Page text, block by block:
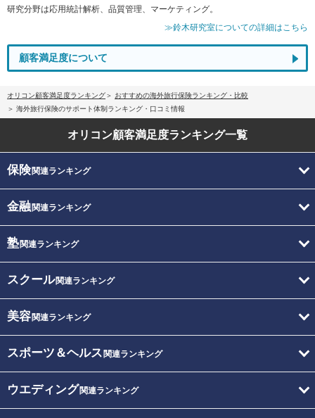
研究分野は応用統計解析、品質管理、マーケティング。
≫鈴木研究室についての詳細はこちら
顧客満足度について
オリコン顧客満足度ランキング
おすすめの海外旅行保険ランキング・比較
海外旅行保険のサポート体制ランキング・口コミ情報
オリコン顧客満足度ランキング一覧
保険関連ランキング
金融関連ランキング
塾関連ランキング
スクール関連ランキング
美容関連ランキング
スポーツ＆ヘルス 関連ランキング
ウエディング関連ランキング